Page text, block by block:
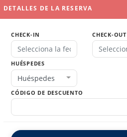
DETALLES DE LA RESERVA
CHECK-IN CHECK-OUT
HUÉSPEDES
Huéspedes
CÓDIGO DE DESCUENTO